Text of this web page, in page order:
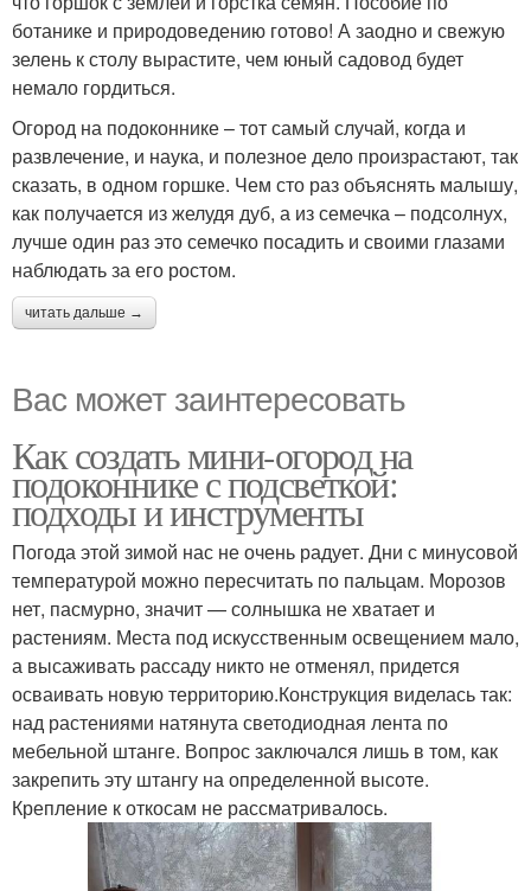
ботанике и природоведению готово! А заодно и свежую
зелень к столу вырастите, чем юный садовод будет
немало гордиться.
Огород на подоконнике – тот самый случай, когда и
развлечение, и наука, и полезное дело произрастают, так
сказать, в одном горшке. Чем сто раз объяснять малышу,
как получается из желудя дуб, а из семечка – подсолнух,
лучше один раз это семечко посадить и своими глазами
наблюдать за его ростом.
читать дальше →
Вас может заинтересовать
Как создать мини-огород на
подоконнике с подсветкой:
подходы и инструменты
Погода этой зимой нас не очень радует. Дни с минусовой
температурой можно пересчитать по пальцам. Морозов
нет, пасмурно, значит — солнышка не хватает и
растениям. Места под искусственным освещением мало,
а высаживать рассаду никто не отменял, придется
осваивать новую территорию.Конструкция виделась так:
над растениями натянута светодиодная лента по
мебельной штанге. Вопрос заключался лишь в том, как
закрепить эту штангу на определенной высоте.
Крепление к откосам не рассматривалось.